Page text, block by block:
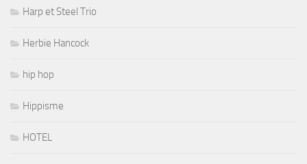
Harp et Steel Trio
Herbie Hancock
hip hop
Hippisme
HOTEL